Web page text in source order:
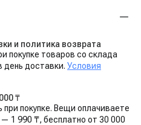
и политика возврата
покупке товаров со склада
день доставки. Условия
₸
покупке. Вещи оплачиваете
1 990 ₸, бесплатно от 30 000